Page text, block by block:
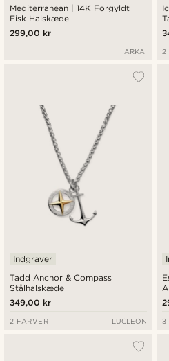
Mediterranean | 14K Forgyldt
Fisk Halskæde
299,00 kr
ARKAI 2
Tadd Anchor & Compass
Stålhalskæde
Indgraver
349,00 kr
2 FARVER LUCLEON 3